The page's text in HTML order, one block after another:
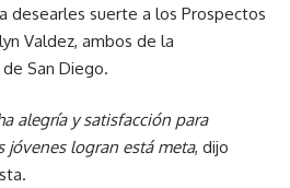
desearles suerte a los Prospectos
Valdez, ambos de la
San Diego.
alegría y satisfacción para
jóvenes logran está meta, dijo